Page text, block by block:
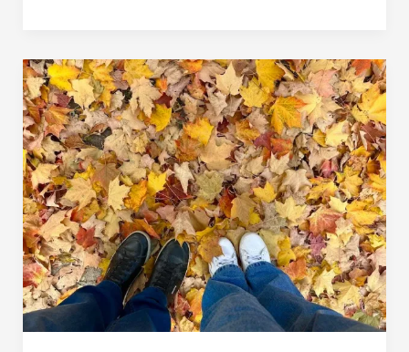
Chegamos
no
Canadá
como
imigrantes
–
E
agora?